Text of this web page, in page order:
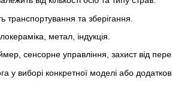
транспортування та зберігання.
метал, індукція.
сенсорне управління, захист від
у виборі конкретної моделі або